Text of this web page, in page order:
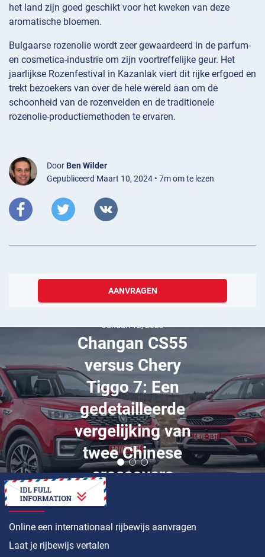
het land zijn goed geschikt voor het kweken van deze
aromatische bloemen.
Bulgaarse rozenolie wordt zeer gewaardeerd in de parfum-
en cosmetica-industrie om zijn voortreffelijke geur. Het
jaarlijkse Rozenfestival in Kazanlak viert dit rijke erfgoed en
trekt bezoekers van over de hele wereld aan om de
schoonheid van de rozenvelden en de traditionele
rozenolie-productiemethoden te ervaren.
Door Ben Wilder
Gepubliceerd Maart 10, 2024 • 7m om te lezen
AANVRAGEN
Januari 12, 2023
Changan CS55
versus Chery
Tiggo 7: Een
gedetailleerde
vergelijking van
twee Chinese
crossovers
HOE
Online een internationaal rijbewijs aanvragen
Laat je rijbewijs vertalen